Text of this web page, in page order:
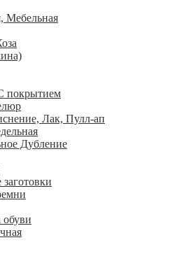
Мебельная
покрытием
Лак, Пулл-ап
Дубление
обуви